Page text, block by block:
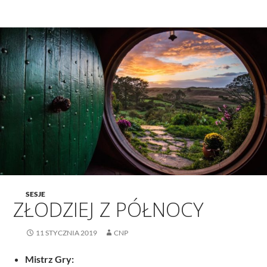
SESJE
ZŁODZIEJ Z PÓŁNOCY
11 STYCZNIA 2019 CNP
Mistrz Gry: